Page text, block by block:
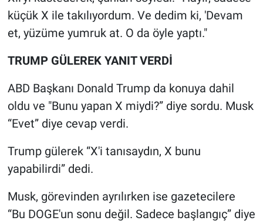
küçük X ile takılıyordum. Ve dedim ki, 'Devam
et, yüzüme yumruk at. O da öyle yaptı."
TRUMP GÜLEREK YANIT VERDİ
ABD Başkanı Donald Trump da konuya dahil
oldu ve "Bunu yapan X miydi?” diye sordu. Musk
“Evet” diye cevap verdi.
Trump gülerek “X'i tanısaydın, X bunu
yapabilirdi” dedi.
Musk, görevinden ayrılırken ise gazetecilere
“Bu DOGE'un sonu değil. Sadece başlangıç” diye